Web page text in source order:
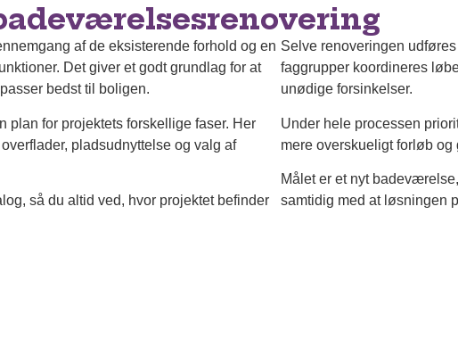
af de eksisterende forhold og en
Det giver et godt grundlag for at
bedst til boligen.
plan for projektets forskellige faser. Her
pladsudnyttelse og valg af
så du altid ved, hvor projektet befinder
Selve renoveringen
faggrupper koordineres
unødige forsinkelser.
Under hele processen
mere overskueligt forløb og
Målet er et nyt
samtidig med at løsningen